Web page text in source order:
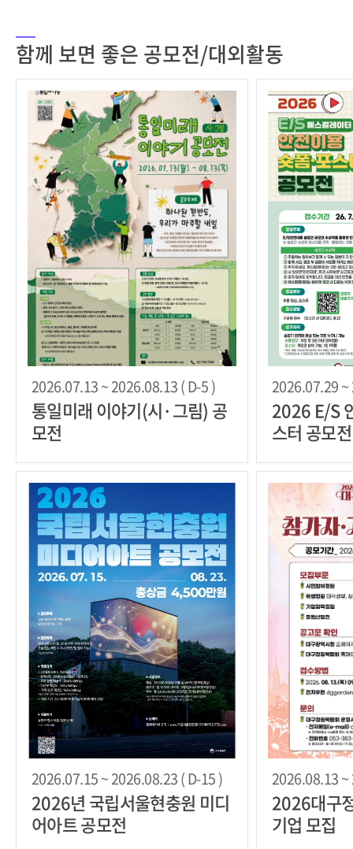
함께 보면 좋은 공모전/대외활동
2026.07.13 ~ 2026.08.13 ( D-5 )
통일미래 이야기(시·그림) 공
모전
2026.07.29 ~
2026 E/S
스터 공모전
2026.07.15 ~ 2026.08.23 ( D-15 )
2026년 국립서울현충원 미디
어아트 공모전
2026.08.13 ~
2026대구
기업 모집